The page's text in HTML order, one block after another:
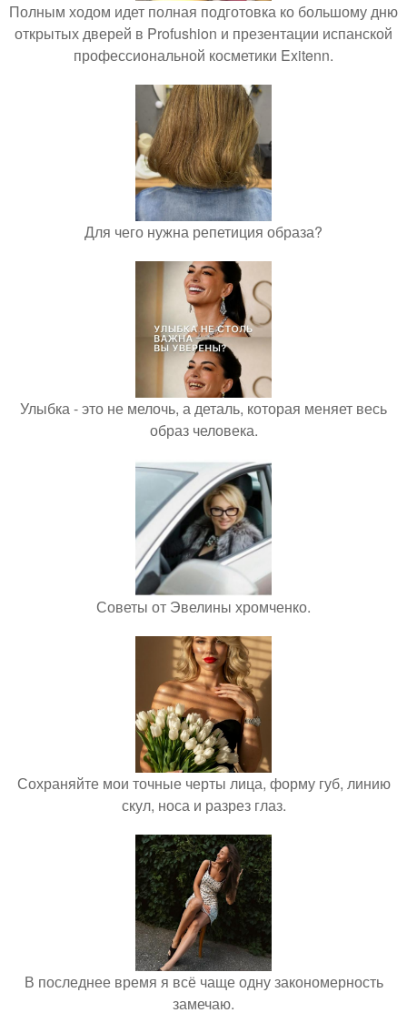
Полным ходом идет полная подготовка ко большому дню
открытых дверей в Profushion и презентации испанской
профессиональной косметики Exitenn.
Для чего нужна репетиция образа?
Улыбка - это не мелочь, а деталь, которая меняет весь
образ человека.
Советы от Эвелины хромченко.
Сохраняйте мои точные черты лица, форму губ, линию
скул, носа и разрез глаз.
В последнее время я всё чаще одну закономерность
замечаю.